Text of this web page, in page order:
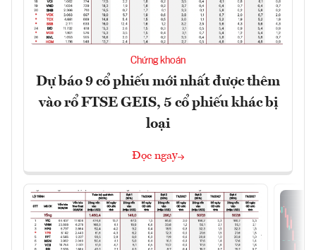
Chứng khoán
Dự báo 9 cổ phiếu mới nhất được thêm
vào rổ FTSE GEIS, 5 cổ phiếu khác bị
loại
Đọc ngay